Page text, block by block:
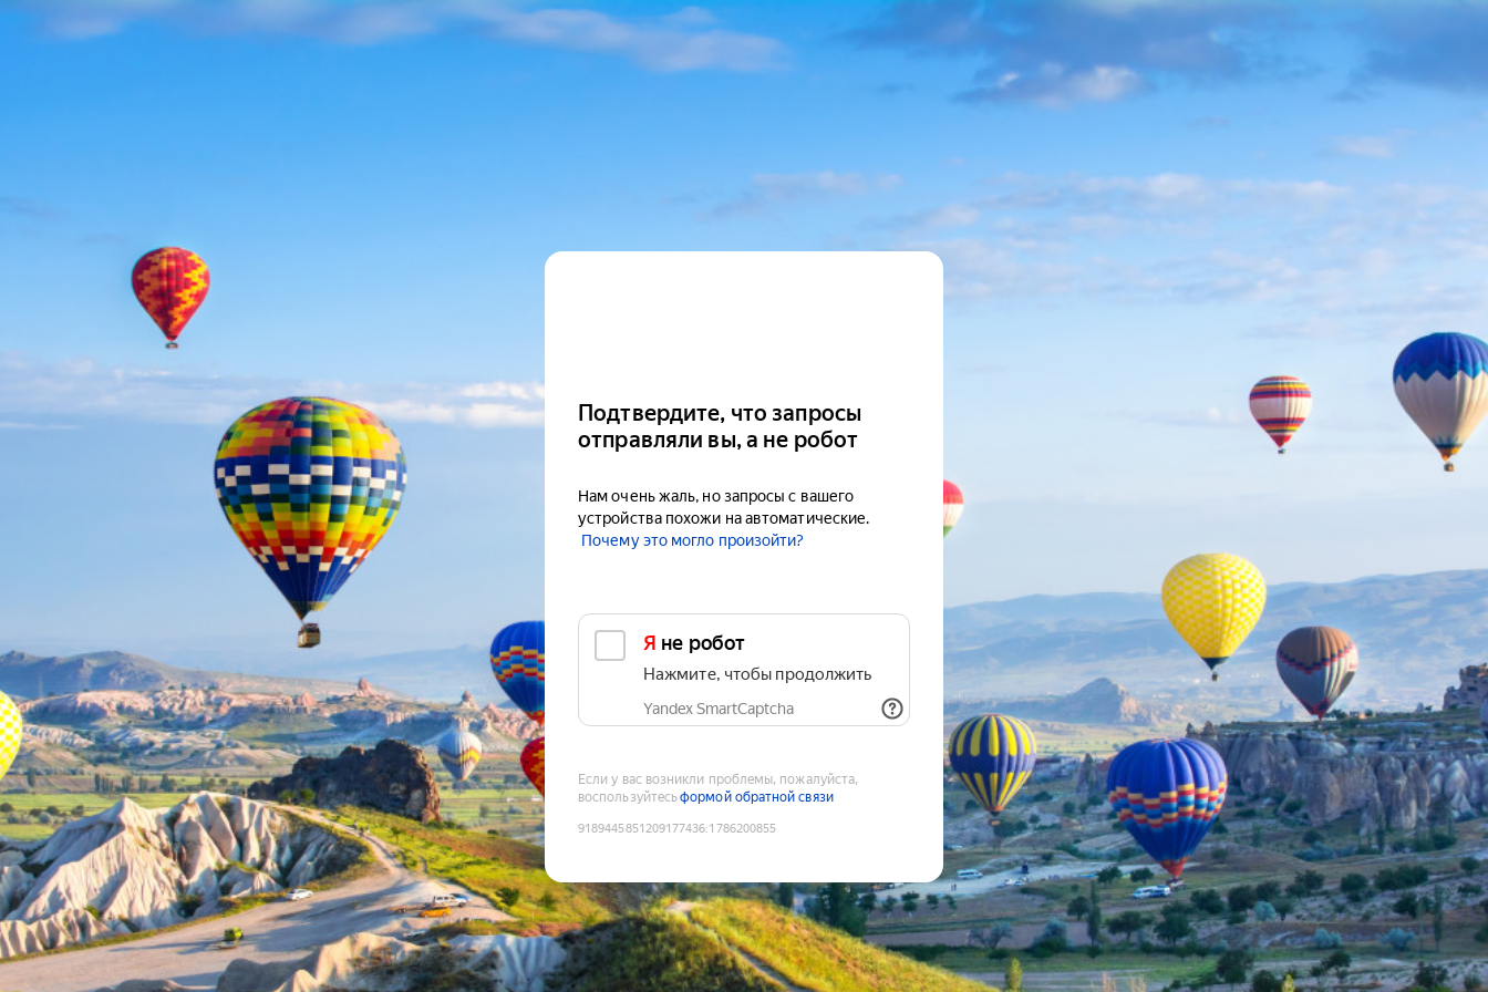
Подтвердите, что запросы
отправляли вы, а не робот
Нам очень жаль, но запросы с вашего
устройства похожи на автоматические.
Почему это могло произойти?
Я не робот
Нажмите, чтобы продолжить
Yandex SmartCaptcha
Если у вас возникли проблемы, пожалуйста,
воспользуйтесьформой обратной связи
9189445851209177436:1786200855